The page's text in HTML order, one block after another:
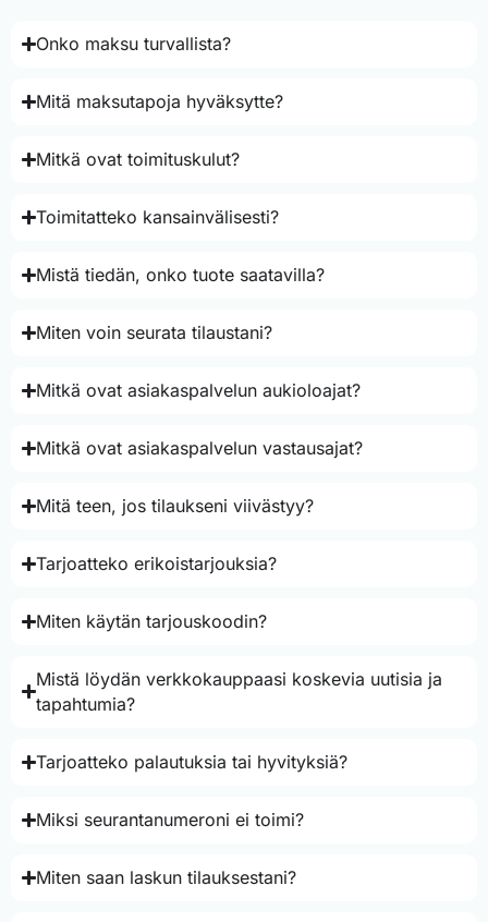
Onko maksu turvallista?
Mitä maksutapoja hyväksytte?
Mitkä ovat toimituskulut?
Toimitatteko kansainvälisesti?
Mistä tiedän, onko tuote saatavilla?
Miten voin seurata tilaustani?
Mitkä ovat asiakaspalvelun aukioloajat?
Mitkä ovat asiakaspalvelun vastausajat?
Mitä teen, jos tilaukseni viivästyy?
Tarjoatteko erikoistarjouksia?
Miten käytän tarjouskoodin?
Mistä löydän verkkokauppaasi koskevia uutisia ja
tapahtumia?
Tarjoatteko palautuksia tai hyvityksiä?
Miksi seurantanumeroni ei toimi?
Miten saan laskun tilauksestani?